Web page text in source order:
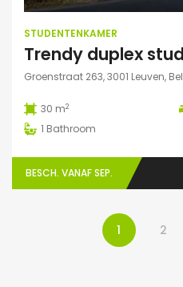
STUDENTENKAMER
Groenstraat 263, 3001 Leuven,
30 m2
1 Bathroom
BESCH. VANAF SEP.
1 2